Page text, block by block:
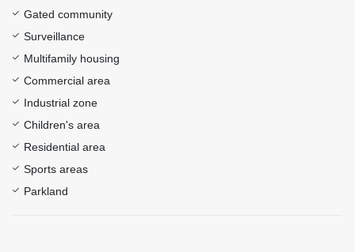
Gated community
Surveillance
Multifamily housing
Commercial area
Industrial zone
Children's area
Residential area
Sports areas
Parkland